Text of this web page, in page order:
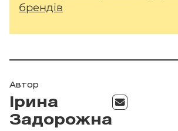
брендів
Автор
Ірина
Задорожна